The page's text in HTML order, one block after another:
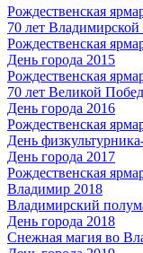
Рождественская
70 лет Владимирской
Рождественская
День города 2015
Рождественская
70 лет Великой
День города 2016
Рождественская
День
День города 2017
Рождественская
Владимир 2018
Владимирский
День города 2018
Снежная магия во